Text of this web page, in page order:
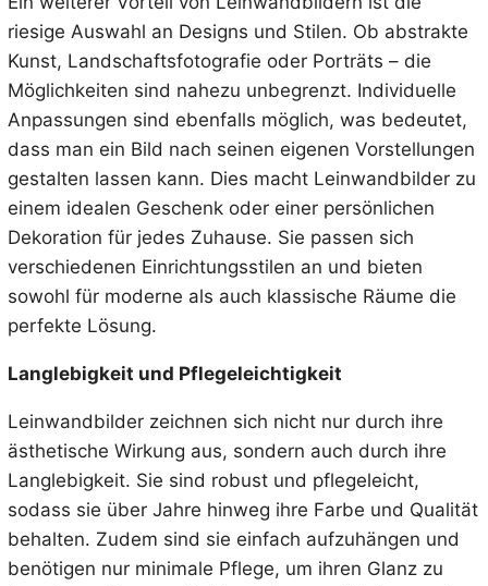
riesige Auswahl an Designs und Stilen. Ob abstrakte
Kunst, Landschaftsfotografie oder Porträts – die
Möglichkeiten sind nahezu unbegrenzt. Individuelle
Anpassungen sind ebenfalls möglich, was bedeutet,
dass man ein Bild nach seinen eigenen Vorstellungen
gestalten lassen kann. Dies macht Leinwandbilder zu
einem idealen Geschenk oder einer persönlichen
Dekoration für jedes Zuhause. Sie passen sich
verschiedenen Einrichtungsstilen an und bieten
sowohl für moderne als auch klassische Räume die
perfekte Lösung.
Langlebigkeit und Pflegeleichtigkeit
Leinwandbilder zeichnen sich nicht nur durch ihre
ästhetische Wirkung aus, sondern auch durch ihre
Langlebigkeit. Sie sind robust und pflegeleicht,
sodass sie über Jahre hinweg ihre Farbe und Qualität
behalten. Zudem sind sie einfach aufzuhängen und
benötigen nur minimale Pflege, um ihren Glanz zu